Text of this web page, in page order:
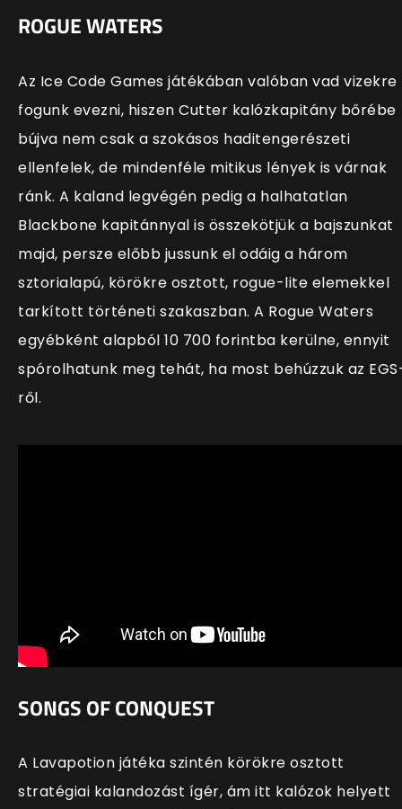
ROGUE WATERS
Az Ice Code Games játékában valóban vad vizekre
fogunk evezni, hiszen Cutter kalózkapitány bőrébe
bújva nem csak a szokásos haditengerészeti
ellenfelek, de mindenféle mitikus lények is várnak
ránk. A kaland legvégén pedig a halhatatlan
Blackbone kapitánnyal is összekötjük a bajszunkat
majd, persze előbb jussunk el odáig a három
sztorialapú, körökre osztott, rogue-lite elemekkel
tarkított történeti szakaszban. A Rogue Waters
egyébként alapból 10 700 forintba kerülne, ennyit
spórolhatunk meg tehát, ha most behúzzuk az
ről.
SONGS OF CONQUEST
A Lavapotion játéka szintén körökre osztott
stratégiai kalandozást ígér, ám itt kalózok helyett